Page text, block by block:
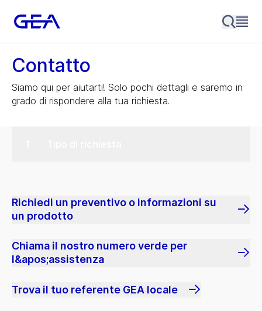
Contatto
Siamo qui per aiutarti! Solo pochi dettagli e saremo in
grado di rispondere alla tua richiesta.
Richiedi un preventivo o informazioni su
un prodotto
Chiama il nostro numero verde per
l&apos;assistenza
Trova il tuo referente GEA locale